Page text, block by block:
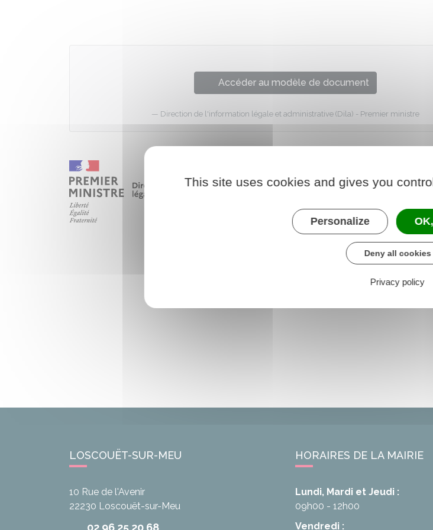
Accéder au modèle de document
Direction de l'information légale et administrative (Dila) - Premier ministre
LOSCOUËT-SUR-MEU
10 Rue de l'Avenir
22230 Loscouët-sur-Meu
HORAIRES DE LA MAIRIE
Lundi, Mardi et Jeudi :
09h00 - 12h00
Vendredi :
This site uses cookies and gives you
Personalize
Deny all cookies
Privacy policy